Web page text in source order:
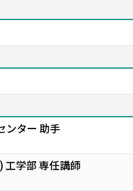
ンター 助手
工学部 専任講師